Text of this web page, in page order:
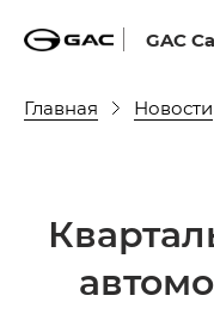
GAC
Главная Новости